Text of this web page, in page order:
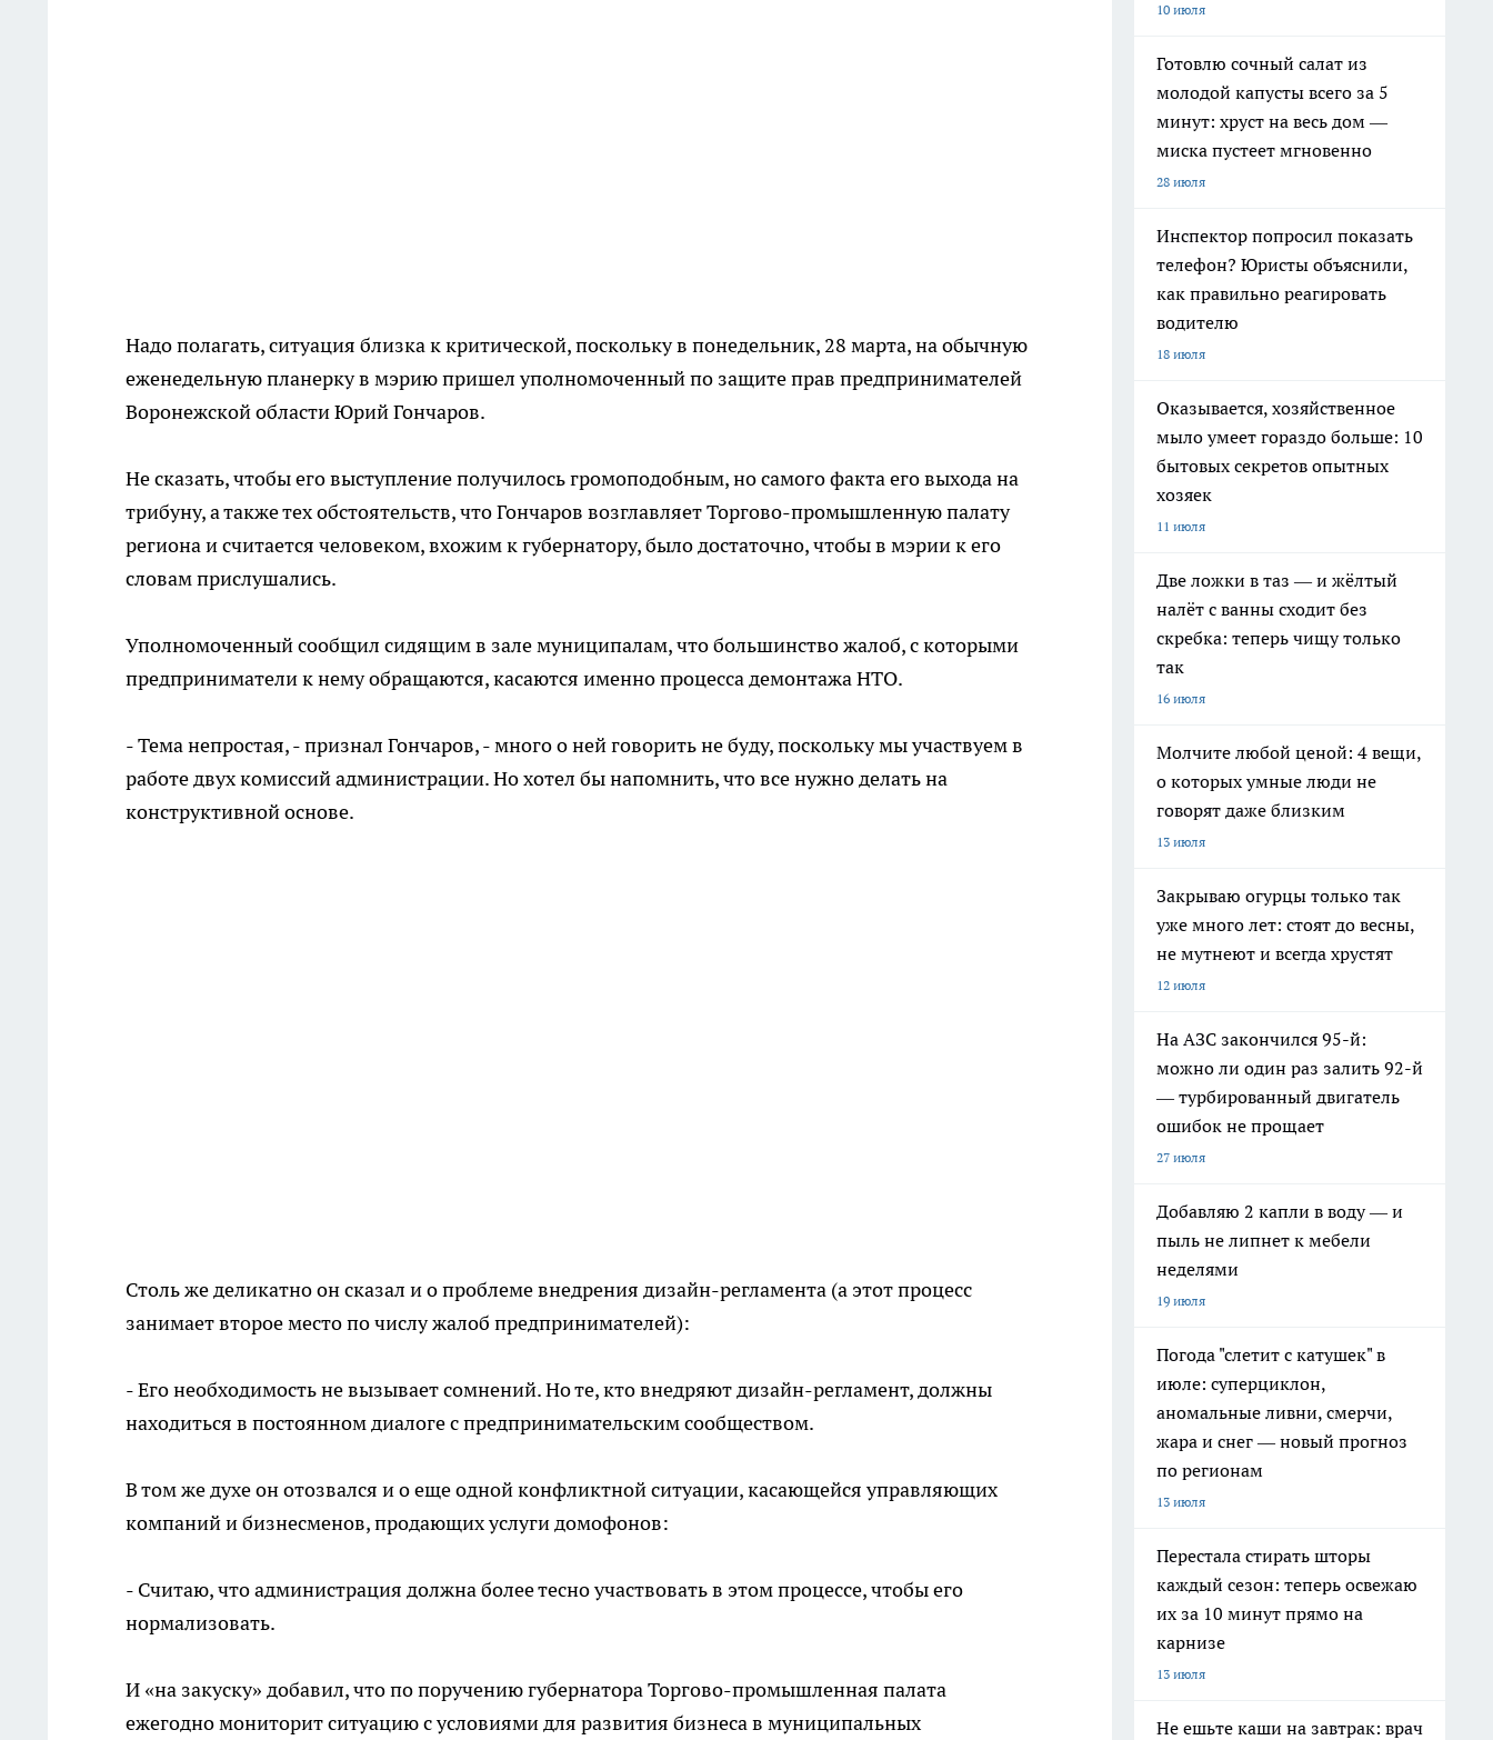
Надо полагать, ситуация близка к критической, поскольку в понедельник, 28 марта, на обычную
еженедельную планерку в мэрию пришел уполномоченный по защите прав предпринимателей
Воронежской области Юрий Гончаров.
Не сказать, чтобы его выступление получилось громоподобным, но самого факта его выхода на
трибуну, а также тех обстоятельств, что Гончаров возглавляет Торгово-промышленную палату
региона и считается человеком, вхожим к губернатору, было достаточно, чтобы в мэрии к его
словам прислушались.
Уполномоченный сообщил сидящим в зале муниципалам, что большинство жалоб, с которыми
предприниматели к нему обращаются, касаются именно процесса демонтажа НТО.
- Тема непростая, - признал Гончаров, - много о ней говорить не буду, поскольку мы участвуем в
работе двух комиссий администрации. Но хотел бы напомнить, что все нужно делать на
конструктивной основе.
Столь же деликатно он сказал и о проблеме внедрения дизайн-регламента (а этот процесс
занимает второе место по числу жалоб предпринимателей):
- Его необходимость не вызывает сомнений. Но те, кто внедряют дизайн-регламент, должны
находиться в постоянном диалоге с предпринимательским сообществом.
В том же духе он отозвался и о еще одной конфликтной ситуации, касающейся управляющих
компаний и бизнесменов, продающих услуги домофонов:
- Считаю, что администрация должна более тесно участвовать в этом процессе, чтобы его
нормализовать.
И «на закуску» добавил, что по поручению губернатора Торгово-промышленная палата
ежегодно мониторит ситуацию с условиями для развития бизнеса в муниципальных
10 июля
Готовлю сочный салат из
молодой капусты всего за 5
минут: хруст на весь дом —
миска пустеет мгновенно
28 июля
Инспектор попросил показать
телефон? Юристы объяснили,
как правильно реагировать
водителю
18 июля
Оказывается, хозяйственное
мыло умеет гораздо больше: 10
бытовых секретов опытных
хозяек
11 июля
Две ложки в таз — и жёлтый
налёт с ванны сходит без
скребка: теперь чищу только
так
16 июля
Молчите любой ценой: 4 вещи,
о которых умные люди не
говорят даже близким
13 июля
Закрываю огурцы только так
уже много лет: стоят до весны,
не мутнеют и всегда хрустят
12 июля
На АЗС закончился 95-й:
можно ли один раз залить 92-й
— турбированный двигатель
ошибок не прощает
27 июля
Добавляю 2 капли в воду — и
пыль не липнет к мебели
неделями
19 июля
Погода "слетит с катушек" в
июле: суперциклон,
аномальные ливни, смерчи,
жара и снег — новый прогноз
по регионам
13 июля
Перестала стирать шторы
каждый сезон: теперь освежаю
их за 10 минут прямо на
карнизе
13 июля
Не ешьте каши на завтрак: врач